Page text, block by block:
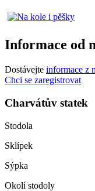
Informace od
Dostávejte informace z
Chci se zaregistrovat
Charvátův statek
Stodola
Sklípek
Sýpka
Okolí stodoly